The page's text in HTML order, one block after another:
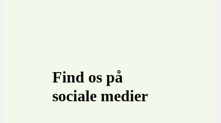
Find os på
sociale medier